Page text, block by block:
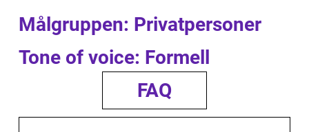
Målgruppen: Privatpersoner
Tone of voice: Formell
FAQ